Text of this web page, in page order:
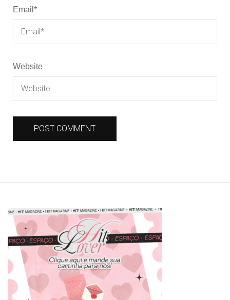
Email *
Website